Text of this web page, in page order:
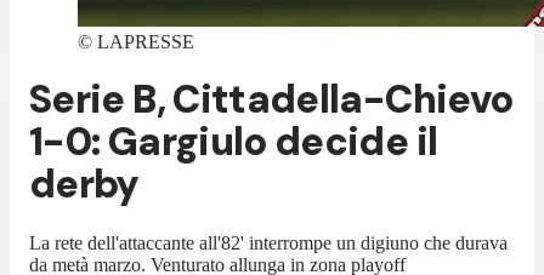
© LAPRESSE
Serie B, Cittadella-Chievo
1-0: Gargiulo decide il
derby
La rete dell'attaccante all'82' interrompe un digiuno che durava
da metà marzo. Venturato allunga in zona playoff